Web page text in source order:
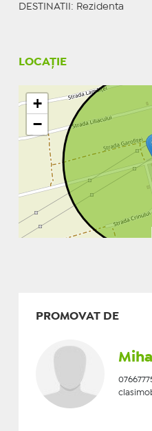
DESTINATII : Rezidenta
LOCAȚIE
+
−
PROMOVAT DE